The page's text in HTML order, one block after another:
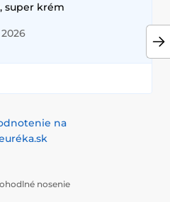
super krém
na
nosenie